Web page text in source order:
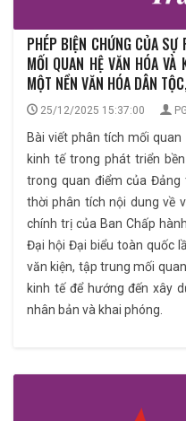
PHÉP BIỆN CHỨNG CỦA SỰ
MỐI QUAN HỆ VĂN HÓA VÀ
MỘT NỀN VĂN HÓA DÂN
25/12/2025 15:37:00
Bài viết phân tích mối
kinh tế trong phát triển
trong quan điểm của
thời phân tích nội dung về
chính trị của Ban Chấp
Đại hội Đại biểu toàn quốc
văn kiện, tập trung mối
kinh tế để hướng đến xây
nhân bản và khai phóng.